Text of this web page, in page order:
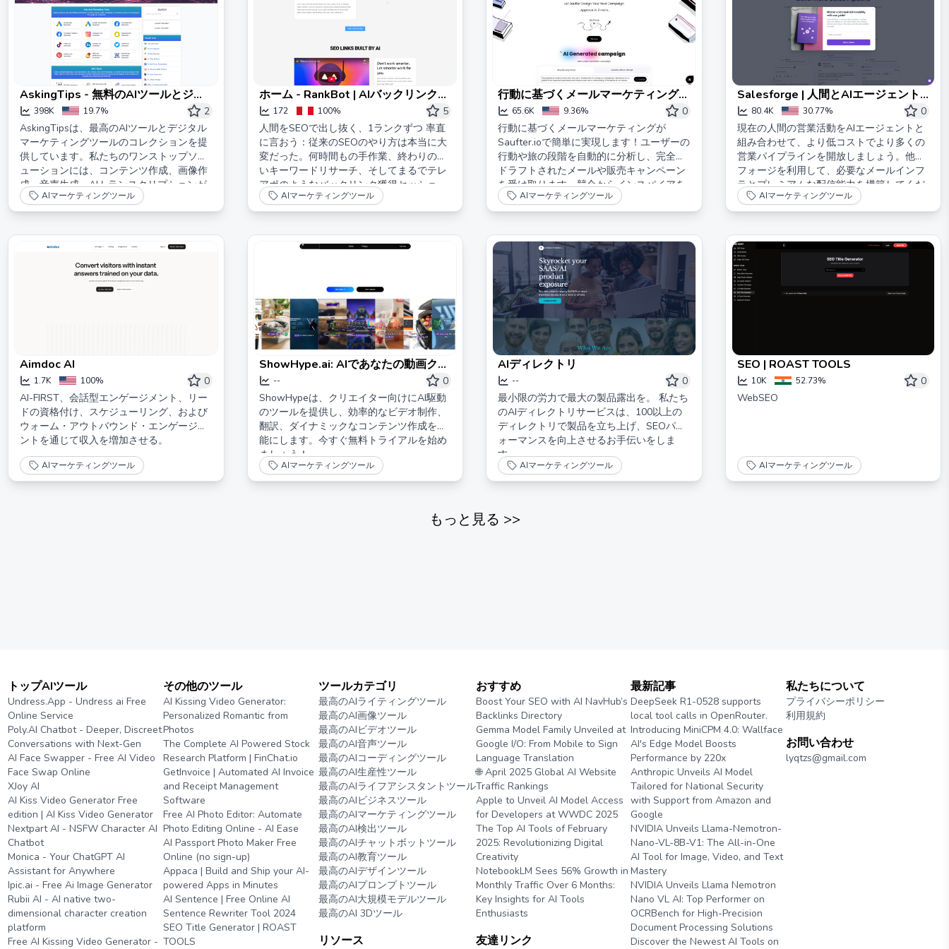
AskingTips - 無料のAIツールとジェ
ネレーター
398K 19.7%
2
AskingTipsは、最高のAIツールとデジタル
マーケティングツールのコレクションを提
供しています。私たちのワンストップソリ
ューションには、コンテンツ作成、画像作
成、音声生成、AIトランスクリプションが
含まれています。
AIマーケティングツール
ホーム - RankBot | AIバックリンクと
オンページSEO
172 100%
5
人間をSEOで出し抜く、1ランクずつ 率直
に言おう：従来のSEOのやり方は本当に大
変だった。何時間もの手作業、終わりのな
いキーワードリサーチ、そしてまるでテレ
アポのようなバックリンク獲得セッショ
ン。そんな時に登場したのがRankBot、AI
駆動のSEOの天才で、人間の努力を少し原
AIマーケティングツール
行動に基づくメールマーケティングの
ためのAI - Saufter AI
65.6K 9.36%
0
行動に基づくメールマーケティングが
Saufter.ioで簡単に実現します！ユーザーの
行動や旅の段階を自動的に分析し、完全に
ドラフトされたメールや販売キャンペーン
を受け取ります。競合からインスパイアを
受けたアイデアを得て、ユーザーセグメン
テーションを自動化し、コンバージョンや
リテンションを促進します。
AIマーケティングツール
Salesforge | 人間とAIエージェント
を融合させて、より多くの販売パイプ
ラインを構築する
80.4K 30.77%
0
現在の人間の営業活動をAIエージェントと
組み合わせて、より低コストでより多くの
営業パイプラインを開放しましょう。他の
フォージを利用して、必要なメールインフ
ラとプレミアムな配信能力を構築してくだ
さい。AIマーケティングツール
Aimdoc AI
1.7K 100%
0
AI-FIRST、会話型エンゲージメント、リー
ドの資格付け、スケジューリング、および
ウォーム・アウトバウンド・エンゲージメ
ントを通じて収入を増加させる。
AIマーケティングツール
ShowHype.ai: AIであなたの動画クリ
エイティビティを解放しよう
--
0
ShowHypeは、クリエイター向けにAI駆動
のツールを提供し、効率的なビデオ制作、
翻訳、ダイナミックなコンテンツ作成を可
能にします。今すぐ無料トライアルを始め
ましょう！
AIマーケティングツール
AIディレクトリ
--
0
最小限の労力で最大の製品露出を。 私たち
のAIディレクトリサービスは、100以上の
ディレクトリで製品を立ち上げ、SEOパフ
ォーマンスを向上させるお手伝いをしま
す。
AIマーケティングツール
SEO | ROAST TOOLS
10K 52.73%
0
WebSEO
AIマーケティングツール
もっと見る >>
トップAIツール
Undress.App - Undress ai Free
Online Service
Poly.AI Chatbot - Deeper, Discreet
Conversations with Next-Gen
AI Face Swapper - Free AI Video
Face Swap Online
XJoy AI
AI Kiss Video Generator Free
edition | AI Kiss Video Generator
Nextpart AI - NSFW Character AI
Chatbot
Monica - Your ChatGPT AI
Assistant for Anywhere
Ipic.ai - Free Ai Image Generator
Rubii AI - AI native two-
dimensional character creation
platform
Free AI Kissing Video Generator -
その他のツール
AI Kissing Video Generator:
Personalized Romantic from
Photos
The Complete AI Powered Stock
Research Platform | FinChat.io
GetInvoice | Automated AI Invoice
and Receipt Management
Software
Free AI Photo Editor: Automate
Photo Editing Online - AI Ease
AI Passport Photo Maker Free
Online (no sign-up)
Appaca | Build and Ship your AI-
powered Apps in Minutes
AI Sentence | Free Online AI
Sentence Rewriter Tool 2024
SEO Title Generator | ROAST
TOOLS
ツールカテゴリ
最高のAIライティングツール
最高のAI画像ツール
最高のAIビデオツール
最高のAI音声ツール
最高のAIコーディングツール
最高のAI生産性ツール
最高のAIライフアシスタントツール
最高のAIビジネスツール
最高のAIマーケティングツール
最高のAI検出ツール
最高のAIチャットボットツール
最高のAI教育ツール
最高のAIデザインツール
最高のAIプロンプトツール
最高のAI大規模モデルツール
最高のAI 3Dツール
リソース
おすすめ
Boost Your SEO with AI NavHub’s
Backlinks Directory
Gemma Model Family Unveiled at
Google I/O: From Mobile to Sign
Language Translation
🌐 April 2025 Global AI Website
Traffic Rankings
Apple to Unveil AI Model Access
for Developers at WWDC 2025
The Top AI Tools of February
2025: Revolutionizing Digital
Creativity
NotebookLM Sees 56% Growth in
Monthly Traffic Over 6 Months:
Key Insights for AI Tools
Enthusiasts
友達リンク
最新記事
DeepSeek R1-0528 supports
local tool calls in OpenRouter.
Introducing MiniCPM 4.0: Wallface
AI's Edge Model Boosts
Performance by 220x
Anthropic Unveils AI Model
Tailored for National Security
with Support from Amazon and
Google
NVIDIA Unveils Llama-Nemotron-
Nano-VL-8B-V1: The All-in-One
AI Tool for Image, Video, and Text
Mastery
NVIDIA Unveils Llama Nemotron
Nano VL AI: Top Performer on
OCRBench for High-Precision
Document Processing Solutions
Discover the Newest AI Tools on
私たちについて
プライバシーポリシー
利用規約
お問い合わせ
lyqtzs@gmail.com